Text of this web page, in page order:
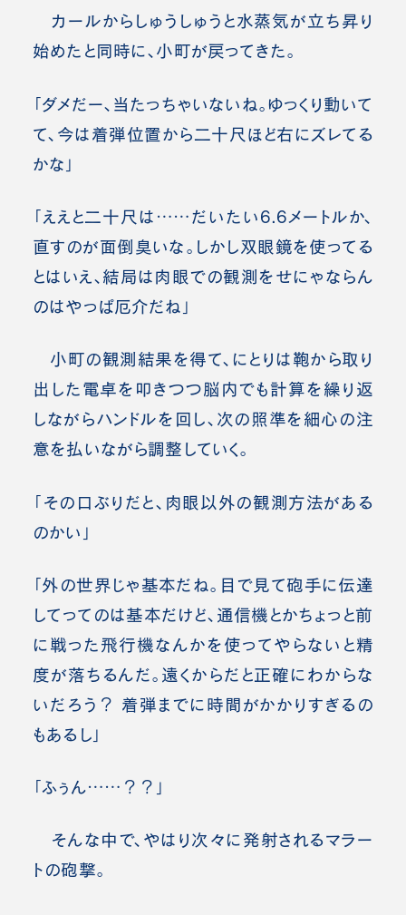
カールからしゅうしゅうと水蒸気が立ち昇り
始めたと同時に、小町が戻ってきた。
「ダメだー、当たっちゃいないね。ゆっくり動いて
て、今は着弾位置から二十尺ほど右にズレてる
かな」
「ええと二十尺は……だいたい6.6メートルか、
直すのが面倒臭いな。しかし双眼鏡を使ってる
とはいえ、結局は肉眼での観測をせにゃならん
のはやっぱ厄介だね」
小町の観測結果を得て、にとりは鞄から取り
出した電卓を叩きつつ脳内でも計算を繰り返
しながらハンドルを回し、次の照準を細心の注
意を払いながら調整していく。
「その口ぶりだと、肉眼以外の観測方法がある
のかい」
「外の世界じゃ基本だね。目で見て砲手に伝達
してってのは基本だけど、通信機とかちょっと前
に戦った飛行機なんかを使ってやらないと精
度が落ちるんだ。遠くからだと正確にわからな
いだろう？ 着弾までに時間がかかりすぎるの
もあるし」
「ふぅん……？？」
そんな中で、やはり次々に発射されるマラー
トの砲撃。